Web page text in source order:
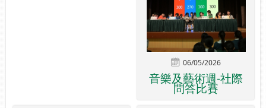
06/05/2026
音樂及藝術週-社際
問答比賽